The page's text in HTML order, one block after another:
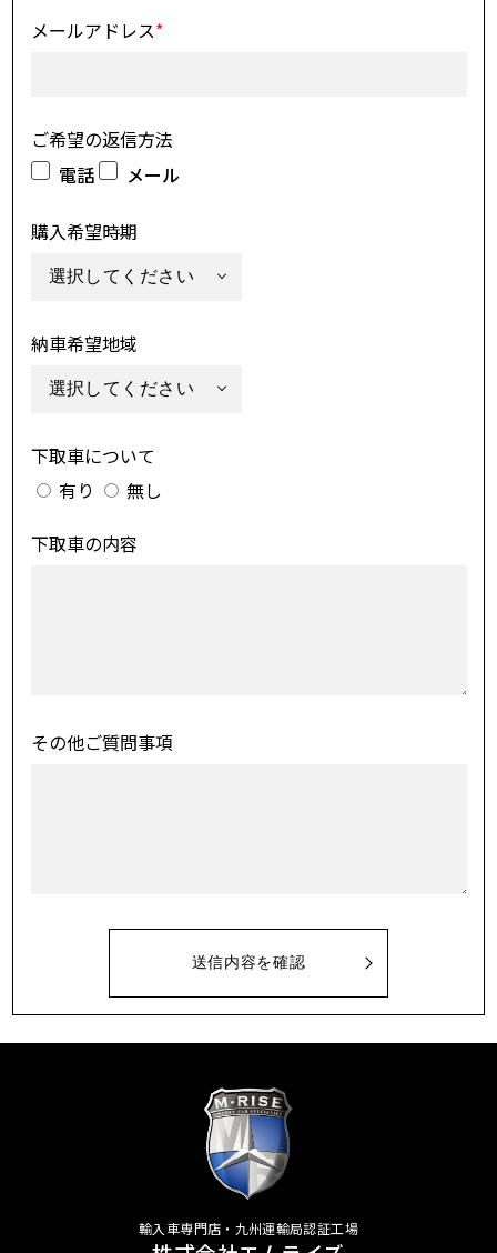
メールアドレス*
ご希望の返信方法
電話
メール
購入希望時期
納車希望地域
下取車について
有り
無し
下取車の内容
その他ご質問事項
輸入車専門店・九州運輸局認証工場